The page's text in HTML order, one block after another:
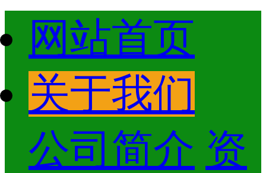
网站首页
关于我们
公司简介 资